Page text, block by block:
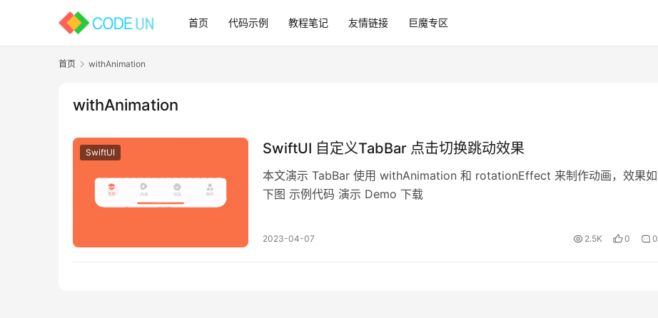
首页 代码示例 教程笔记 友情链接 巨魔专区
首页 withAnimation
withAnimation
SwiftUI SwiftUI 自定义TabBar 点击切换跳动效果
本文演示 TabBar 使用 withAnimation 和 rotationEffect 来制作动画，效果如
下图 示例代码 演示 Demo 下载
2023-04-07 2.5K 0 0